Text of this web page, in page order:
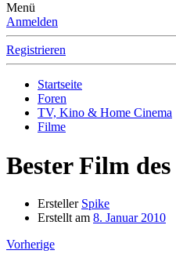
Menü
Anmelden
Registrieren
Startseite
Foren
TV, Kino & Home Cinema
Filme
Bester Film
Ersteller Spike
Erstellt am 8. Januar 2010
Vorherige